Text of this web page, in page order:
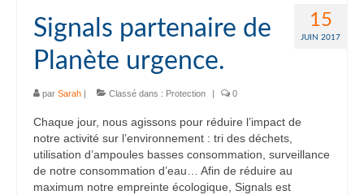
15
JUIN 2017
Signals partenaire de
Planète urgence.
par Sarah | Classé dans : Protection | 0
Chaque jour, nous agissons pour réduire l’impact de
notre activité sur l’environnement : tri des déchets,
utilisation d’ampoules basses consommation, surveillance
de notre consommation d’eau… Afin de réduire au
maximum notre empreinte écologique, Signals est